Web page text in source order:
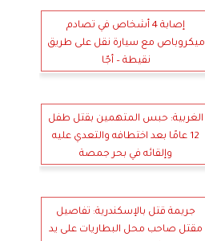
إصابة 4 أشخاص في تصادم
ميكروباص مع سيارة نقل على طريق
نقيطة – أجّا
الغربية: حبس المتهمين بقتل طفل
12 عامًا بعد اختطافه والتعدي عليه
وإلقائه في بحر جمصة
جريمة قتل بالإسكندرية: تفاصيل
مقتل صاحب محل البطاريات على يد